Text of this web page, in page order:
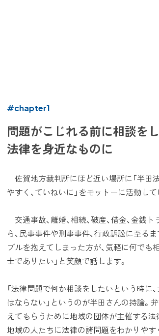
#chapter1
問題がこじれる前に相談を
法律を身近なものに
佐賀地方裁判所にほど近い場所に「半田法
やすく、ていねいに」をモットーに活動し
交通事故、離婚、相続、破産、借金、金銭
ら、民事事件や刑事事件、行政訴訟に至る
ブルを抱えてしまった方が、気軽に何でも
士でありたい」と笑顔で話します。
「法律問題で何か相談をしたいという時に
はならない」というのが半田さんの持論。
えてもらうために地域の団体が主催する法
地域の人たちに法律の諸問題をわかりやす